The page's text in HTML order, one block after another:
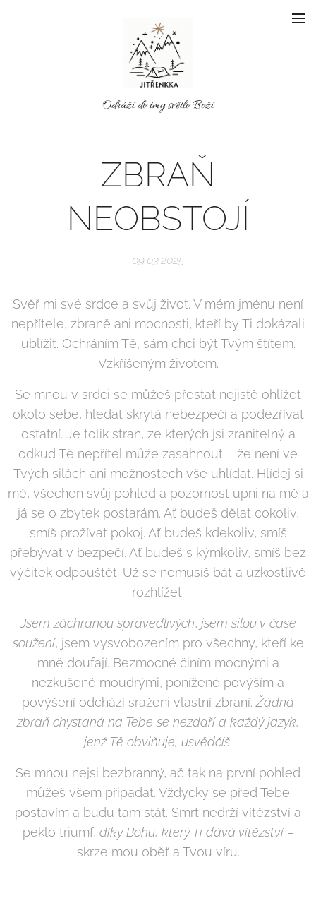
Odráží do tmy světlo Boží
ZBRAŇ
NEOBSTOJÍ
09.03.2025
Svěř mi své srdce a svůj život. V mém jménu není
nepřítele, zbraně ani mocnosti, kteří by Ti dokázali
ublížit. Ochráním Tě, sám chci být Tvým štítem.
Vzkříšeným životem.
Se mnou v srdci se můžeš přestat nejistě ohlížet
okolo sebe, hledat skrytá nebezpečí a podezřívat
ostatní. Je tolik stran, ze kterých jsi zranitelný a
odkud Tě nepřítel může zasáhnout – že není ve
Tvých silách ani možnostech vše uhlídat. Hlídej si
mě, všechen svůj pohled a pozornost upni na mě a
já se o zbytek postarám. Ať budeš dělat cokoliv,
smíš prožívat pokoj. Ať budeš kdekoliv, smíš
přebývat v bezpečí. Ať budeš s kýmkoliv, smíš bez
výčitek odpouštět. Už se nemusíš bát a úzkostlivě
rozhlížet.
Jsem záchranou spravedlivých, jsem silou v čase
soužení, jsem vysvobozením pro všechny, kteří ke
mně doufají. Bezmocné činím mocnými a
nezkušené moudrými, ponížené povýším a
povýšení odchází sraženi vlastní zbraní. Žádná
zbraň chystaná na Tebe se nezdaří a každý jazyk,
jenž Tě obviňuje, usvědčíš.
Se mnou nejsi bezbranný, ač tak na první pohled
můžeš všem připadat. Vždycky se před Tebe
postavím a budu tam stát. Smrt nedrží vítězství a
peklo triumf, díky Bohu, který Ti dává vítězství–
skrze mou oběť a Tvou víru.